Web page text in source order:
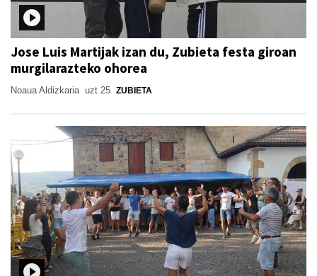
Jose Luis Martijak izan du, Zubieta festa giroan
murgilarazteko ohorea
Noaua Aldizkaria uzt 25 ZUBIETA